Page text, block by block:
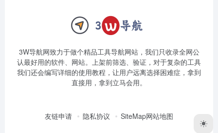
3W导航网致力于做个精品工具导航网站，我们只收录全网公
认最好用的软件、网站。上架前筛选、验证，对于复杂的工具
我们还会编写详细的使用教程，让用户远离选择困难症，拿到
直接用，拿到立马会用。
友链申请 隐私协议 SiteMap网站地图